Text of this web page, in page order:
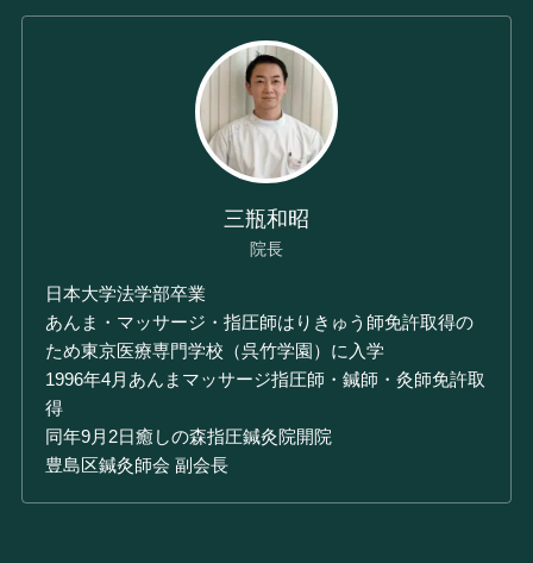
三瓶和昭
院長
日本大学法学部卒業
あんま・マッサージ・指圧師はりきゅう師免許取得の
ため東京医療専門学校（呉竹学園）に入学
1996年4月あんまマッサージ指圧師・鍼師・灸師免許取
得
同年9月2日癒しの森指圧鍼灸院開院
豊島区鍼灸師会 副会長